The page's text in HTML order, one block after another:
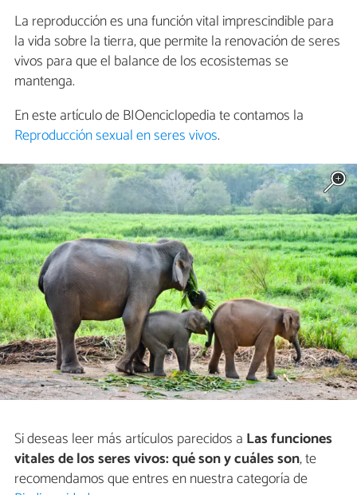
La reproducción es una función vital imprescindible para
la vida sobre la tierra, que permite la renovación de seres
vivos para que el balance de los ecosistemas se
mantenga.
En este artículo de BIOenciclopedia te contamos la
Reproducción sexual en seres vivos.
Si deseas leer más artículos parecidos a Las funciones
vitales de los seres vivos: qué son y cuáles son, te
recomendamos que entres en nuestra categoría de